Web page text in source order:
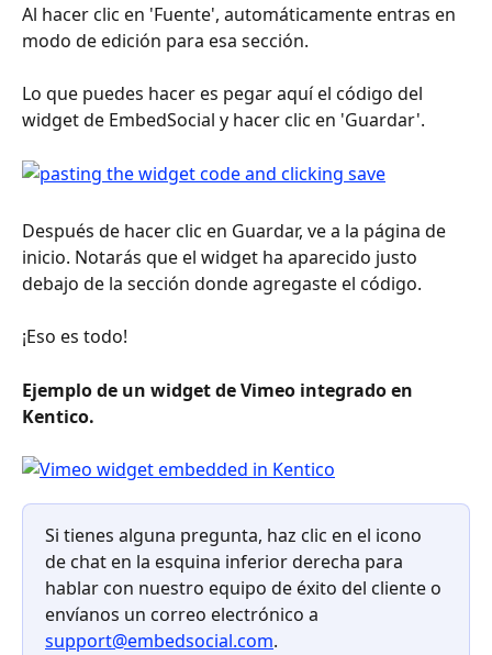
Al hacer clic en 'Fuente', automáticamente entras en
modo de edición para esa sección.
Lo que puedes hacer es pegar aquí el código del
widget de EmbedSocial y hacer clic en 'Guardar'.
Después de hacer clic en Guardar, ve a la página de
inicio. Notarás que el widget ha aparecido justo
debajo de la sección donde agregaste el código.
¡Eso es todo!
Ejemplo de un widget de Vimeo integrado en
Kentico.
Si tienes alguna pregunta, haz clic en el icono
de chat en la esquina inferior derecha para
hablar con nuestro equipo de éxito del cliente o
envíanos un correo electrónico a
support@embedsocial.com.